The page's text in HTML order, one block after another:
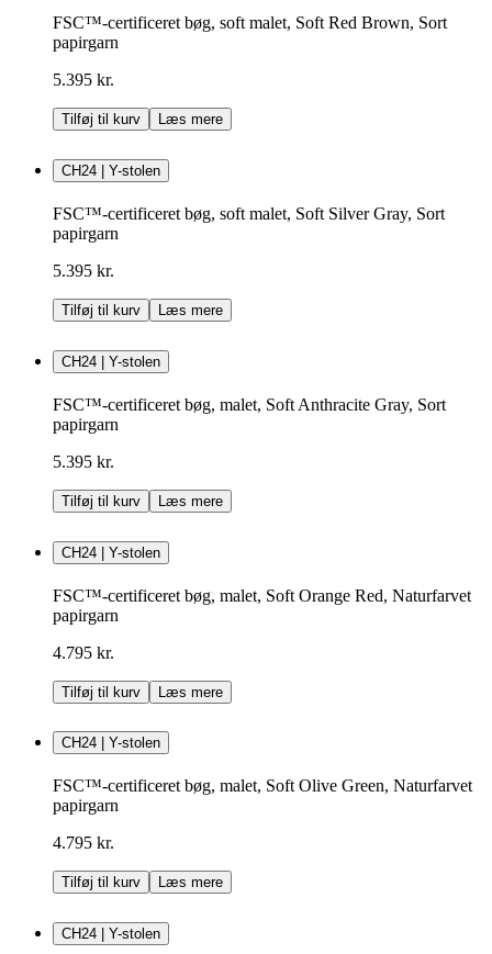
FSC™-certificeret bøg, soft malet, Soft Red Brown, Sort
papirgarn
5.395 kr.
Tilføj til kurv Læs mere
CH24 | Y-stolen
FSC™-certificeret bøg, soft malet, Soft Silver Gray, Sort
papirgarn
5.395 kr.
Tilføj til kurv Læs mere
CH24 | Y-stolen
FSC™-certificeret bøg, malet, Soft Anthracite Gray, Sort
papirgarn
5.395 kr.
Tilføj til kurv Læs mere
CH24 | Y-stolen
FSC™-certificeret bøg, malet, Soft Orange Red, Naturfarvet
papirgarn
4.795 kr.
Tilføj til kurv Læs mere
CH24 | Y-stolen
FSC™-certificeret bøg, malet, Soft Olive Green, Naturfarvet
papirgarn
4.795 kr.
Tilføj til kurv Læs mere
CH24 | Y-stolen